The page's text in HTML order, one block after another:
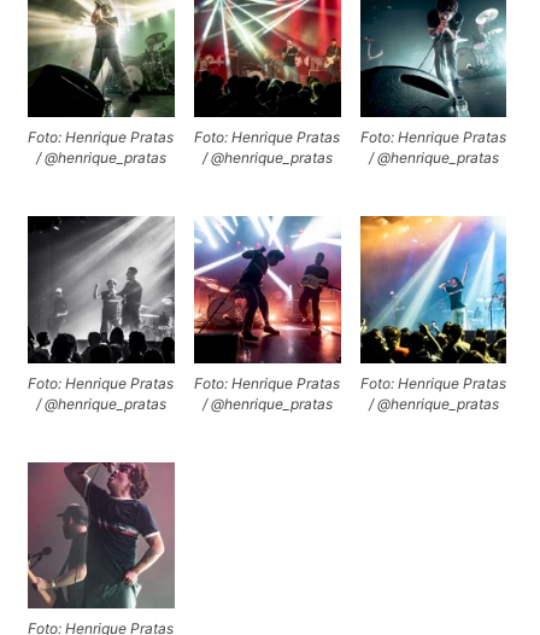
Foto: Henrique Pratas
/ @henrique_pratas
Foto: Henrique Pratas
/ @henrique_pratas
Foto: Henrique Pratas
/ @henrique_pratas
Foto: Henrique Pratas
/ @henrique_pratas
Foto: Henrique Pratas
/ @henrique_pratas
Foto: Henrique Pratas
/ @henrique_pratas
Foto: Henrique Pratas